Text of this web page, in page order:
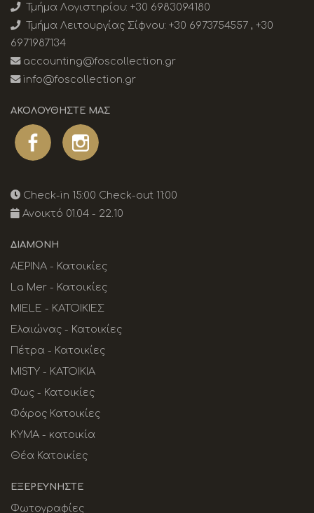
Τμήμα Λογιστηρίου: +30 6983094180
Τμήμα Λειτουργίας Σίφνου: +30 6973754557 , +30
6971987134
accounting@foscollection.gr
info@foscollection.gr
ΑΚΟΛΟΥΘΉΣΤΕ ΜΑΣ
Check-in 15:00 Check-out 11:00
Ανοικτό 01.04 - 22.10
ΔΙΑΜΟΝΉ
ΑΕΡΙΝΑ - Κατοικίες
La Mer - Κατοικίες
MIELE - ΚΑΤΟΙΚΙΕΣ
Ελαιώνας - Κατοικίες
Πέτρα - Κατοικίες
MISTY - ΚΑΤΟΙΚΙΑ
Φως - Κατοικίες
Φάρος Κατοικίες
KYMA - κατοικία
Θέα Κατοικίες
ΕΞΕΡΕΥΝΉΣΤΕ
Φωτογραφίες